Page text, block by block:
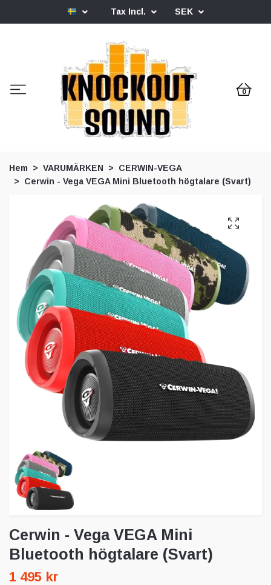
Tax Incl. SEK
0
Hem VARUMÄRKEN
CERWIN-VEGA
Cerwin - Vega VEGA Mini Bluetooth högtalare (Svart)
Cerwin - Vega VEGA Mini
Bluetooth högtalare (Svart)
1 495 kr